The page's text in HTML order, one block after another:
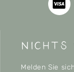
nichts
Melden Sie